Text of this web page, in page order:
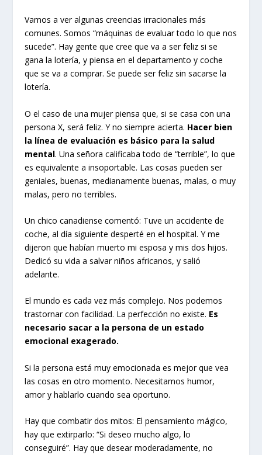
Vamos a ver algunas creencias irracionales más
comunes. Somos “máquinas de evaluar todo lo que nos
sucede”. Hay gente que cree que va a ser feliz si se
gana la lotería, y piensa en el departamento y coche
que se va a comprar. Se puede ser feliz sin sacarse la
lotería.
O el caso de una mujer piensa que, si se casa con una
persona X, será feliz. Y no siempre acierta. Hacer bien
la línea de evaluación es básico para la salud
mental. Una señora calificaba todo de “terrible”, lo que
es equivalente a insoportable. Las cosas pueden ser
geniales, buenas, medianamente buenas, malas, o muy
malas, pero no terribles.
Un chico canadiense comentó: Tuve un accidente de
coche, al día siguiente desperté en el hospital. Y me
dijeron que habían muerto mi esposa y mis dos hijos.
Dedicó su vida a salvar niños africanos, y salió
adelante.
El mundo es cada vez más complejo. Nos podemos
trastornar con facilidad. La perfección no existe. Es
necesario sacar a la persona de un estado
emocional exagerado.
Si la persona está muy emocionada es mejor que vea
las cosas en otro momento. Necesitamos humor,
amor y hablarlo cuando sea oportuno.
Hay que combatir dos mitos: El pensamiento mágico,
hay que extirparlo: “Si deseo mucho algo, lo
conseguiré”. Hay que desear moderadamente, no